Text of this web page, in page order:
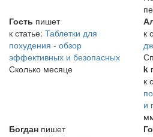
Гость пишет
к статье: Таблетки для
похудения - обзор
эффективных и безопасных
Сколько месяце
к
k
к
и
Богдан пишет